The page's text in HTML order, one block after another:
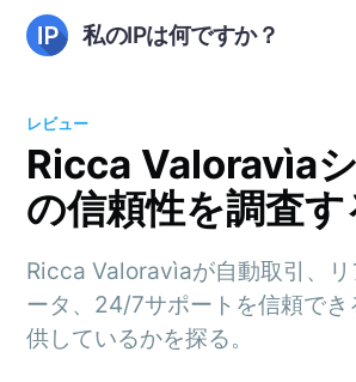
私のIPは何ですか？
レビュー
Ricca Valoravìa
の信頼性を調査す
Ricca Valoravìaが自動取引、
ータ、24/7サポートを信頼でき
供しているかを探る。